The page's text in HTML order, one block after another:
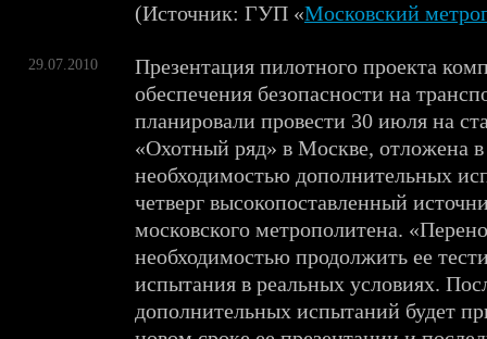
(Источник: ГУП «Московский
29.07.2010
Презентация пилотного проекта
обеспечения безопасности на
планировали провести 30 июля на
«Охотный ряд» в Москве, отложена в
необходимостью дополнительных
четверг высокопоставленный
московского метрополитена.
необходимостью продолжить ее
испытания в реальных условиях.
дополнительных испытаний будет